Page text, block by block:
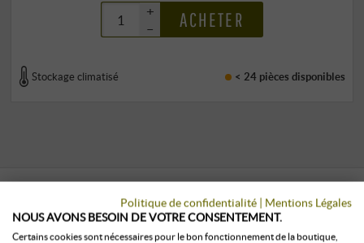
+
–
ACHETER
Stockage climatisé < 24 pièces disponibles
LES CLIENTS QUI ONT ACHETÉ CE
Politique de confidentialité | Mentions Légales
NOUS AVONS BESOIN DE VOTRE CONSENTEMENT.
Certains cookies sont nécessaires pour le bon fonctionnement de la boutique,